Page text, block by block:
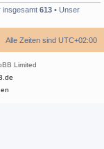
insgesamt 613 • Unser
Alle Zeiten sind UTC+02:00
Limited